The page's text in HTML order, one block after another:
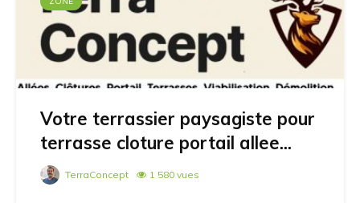
Votre terrassier paysagiste pour
terrasse cloture portail allee...
TerraConcept 1 580 vues